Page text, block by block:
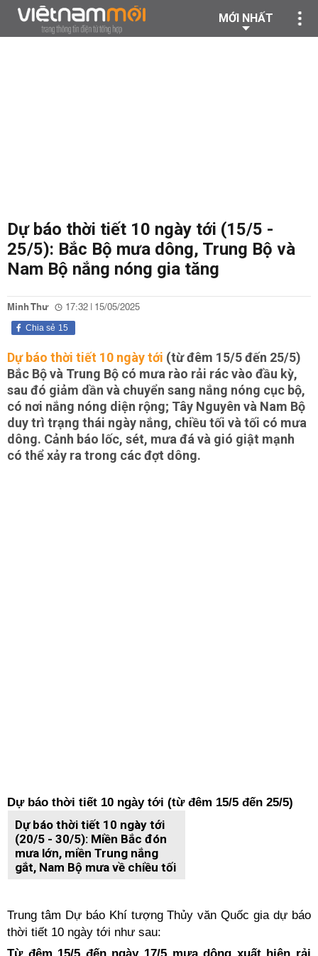
MỚI NHẤT
Dự báo thời tiết 10 ngày tới (15/5 -
25/5): Bắc Bộ mưa dông, Trung Bộ và
Nam Bộ nắng nóng gia tăng
Minh Thư 17:32 | 15/05/2025
15
Chia sẻ
Dự báo thời tiết 10 ngày tới (từ đêm 15/5 đến 25/5)
Bắc Bộ và Trung Bộ có mưa rào rải rác vào đầu kỳ,
sau đó giảm dần và chuyển sang nắng nóng cục bộ,
có nơi nắng nóng diện rộng; Tây Nguyên và Nam Bộ
duy trì trạng thái ngày nắng, chiều tối và tối có mưa
dông. Cảnh báo lốc, sét, mưa đá và gió giật mạnh
có thể xảy ra trong các đợt dông.
Dự báo thời tiết 10 ngày tới (từ đêm 15/5 đến 25/5)
Dự báo thời tiết 10 ngày tới
(20/5 - 30/5): Miền Bắc đón
mưa lớn, miền Trung nắng
gắt, Nam Bộ mưa về chiều tối
Trung tâm Dự báo Khí tượng Thủy văn Quốc gia dự báo
thời tiết 10 ngày tới như sau: